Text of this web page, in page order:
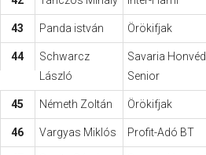
43 Panda istván Örökifjak
44
Schwarcz
László
Savaria Honvéd
Senior
45 Németh Zoltán Örökifjak
46 Vargyas Miklós Profit-Adó BT